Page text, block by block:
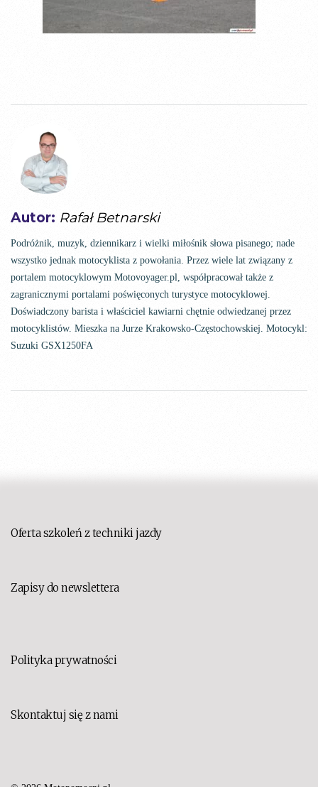
Autor: Rafał Betnarski
Podróżnik, muzyk, dziennikarz i wielki miłośnik słowa pisanego; nade
wszystko jednak motocyklista z powołania. Przez wiele lat związany z
portalem motocyklowym Motovoyager.pl, współpracował także z
zagranicznymi portalami poświęconych turystyce motocyklowej.
Doświadczony barista i właściciel kawiarni chętnie odwiedzanej przez
motocyklistów. Mieszka na Jurze Krakowsko-Częstochowskiej. Motocykl:
Suzuki GSX1250FA
Oferta szkoleń z techniki jazdy
Zapisy do newslettera
Polityka prywatności
Skontaktuj się z nami